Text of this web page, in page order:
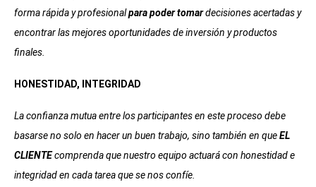
forma rápida y profesionalpara poder tomardecisiones acertadas y
encontrar las mejores oportunidades de inversión y productos
finales.
HONESTIDAD, INTEGRIDAD
La confianza mutua entre los participantes en este proceso debe
basarse no solo en hacer un buen trabajo, sino también en queEL
CLIENTEcomprenda que nuestro equipo actuará con honestidad e
integridad en cada tarea que se nos confíe.